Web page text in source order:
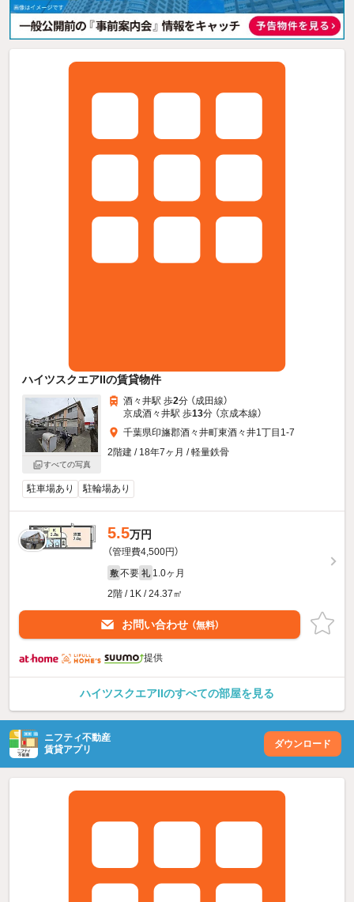
ハイツスクエアIIの賃貸物件
すべての写真
酒々井駅 歩2分 （成田線）
京成酒々井駅 歩13分 （京成本線）
千葉県印旛郡酒々井町東酒々井1丁目1-7
2階建 / 18年7ヶ月 / 軽量鉄骨
駐車場あり 駐輪場あり
5.5万円
（管理費4,500円）
敷 不要 礼 1.0ヶ月
2階 / 1K / 24.37㎡
お問い合わせ （無料）
提供
ハイツスクエアIIのすべての部屋を見る
ニフティ不動産
賃貸アプリ
ダウンロード